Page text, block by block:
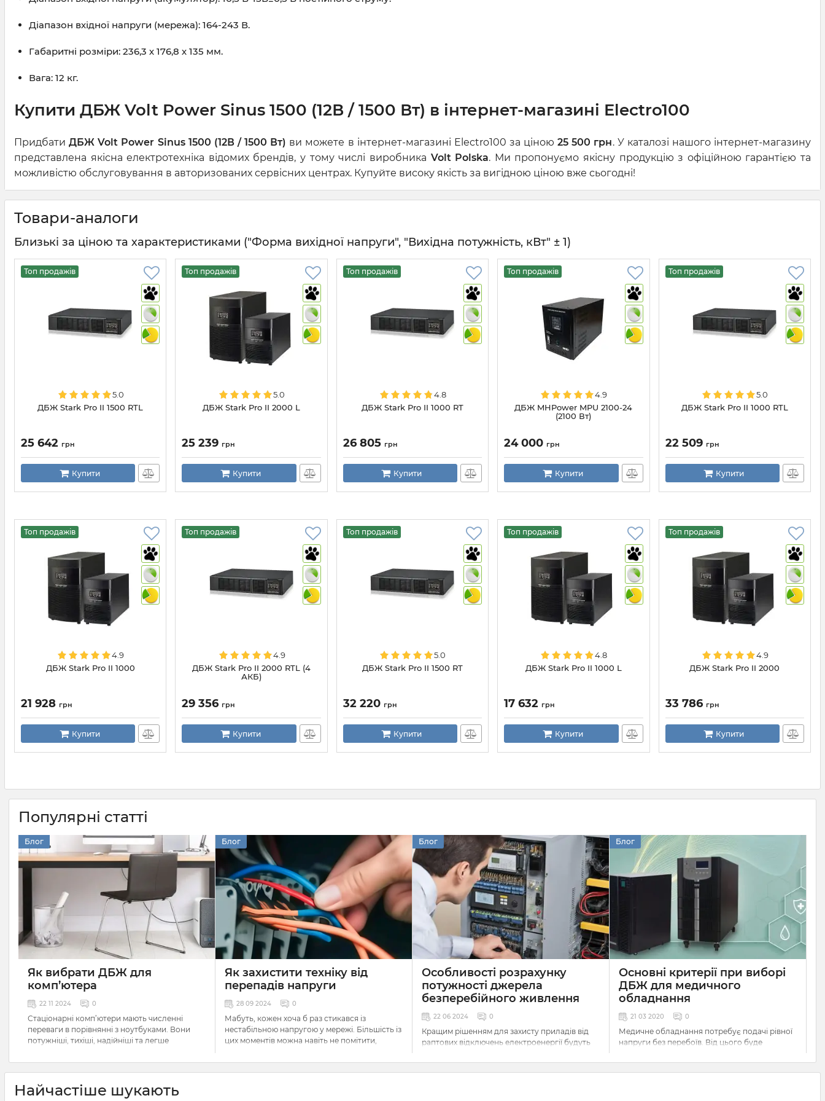
Діапазон вхідної напруги (мережа): 164-243 В.
Габаритні розміри: 236,3 х 176,8 х 135 мм.
Вага: 12 кг.
Купити ДБЖ Volt Power Sinus 1500 (12В / 1500 Вт) в інтернет-магазині Electro100
ПридбатиДБЖ Volt Power Sinus 1500 (12В / 1500 Вт) ви можете в інтернет-магазині Electro100 за ціною25 500 грн. У каталозі нашого інтернет-магазину
представлена якісна електротехніка відомих брендів, у тому числі виробника Volt Polska. Ми пропонуємо якісну продукцію з офіційною гарантією та
можливістю обслуговування в авторизованих сервісних центрах. Купуйте високу якість за вигідною ціною вже сьогодні!
Товари-аналоги
Близькі за ціною та характеристиками ("Форма вихідної напруги", "Вихідна потужність, кВт" ± 1)
Топ продажів
5.0
ДБЖ Stark Pro II 1500 RTL
25 642 грн
Купити
Топ продажів
5.0
ДБЖ Stark Pro II 2000 L
25 239 грн
Купити
Топ продажів
4.8
ДБЖ Stark Pro II 1000 RT
26 805 грн
Купити
Топ продажів
4.9
ДБЖ MHPower MPU 2100-24
(2100 Вт)
24 000 грн
Купити
Топ продажів
5.0
ДБЖ Stark Pro II 1000 RTL
22 509 грн
Купити
Топ продажів
4.9
ДБЖ Stark Pro II 1000
21 928 грн
Купити
Топ продажів
4.9
ДБЖ Stark Pro II 2000 RTL (4
АКБ)
29 356 грн
Купити
Топ продажів
5.0
ДБЖ Stark Pro II 1500 RT
32 220 грн
Купити
Топ продажів
4.8
ДБЖ Stark Pro II 1000 L
17 632 грн
Купити
Топ продажів
4.9
ДБЖ Stark Pro II 2000
33 786 грн
Купити
Популярні статті
Блог
Як вибрати ДБЖ для
комп’ютера
22 11 2024 0
Стаціонарні комп’ютери мають численні
переваги в порівнянні з ноутбуками. Вони
потужніші, тихіші, надійніші та легше
зводяться до нуля, коли в електромережі
немає струму. Щобільше, навіть порівняно
малі коливання напруги можуть негативно
впливати на їх роботу, спричиняючи раптову
Блог
Як захистити техніку від
перепадів напруги
28 09 2024 0
Мабуть, кожен хоча б раз стикався із
нестабільною напругою у мережі. Більшість із
цих моментів можна навіть не помітити,
вплив на роботу приладів навколо нас, але
бувають і такі, що призводять до проблем.
Блог
Особливості розрахунку
потужності джерела
безперебійного живлення
22 06 2024 0
Кращим рішенням для захисту приладів від
раптових відключень електроенергії будуть
Вони швидко подають струм від
акумуляторів, забезпечуючи автономну
Блог
Основні критерії при виборі
ДБЖ для медичного
обладнання
21 03 2020 0
Медичне обладнання потребує подачі рівної
напруги без перебоїв. Від цього буде
роботи даних приладів. Тому ups для
медичного обладнання вибирається
Найчастіше шукають